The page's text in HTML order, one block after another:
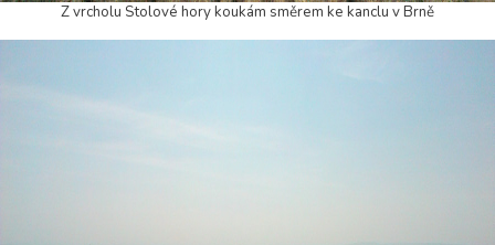
Z vrcholu Stolové hory koukám směrem ke kanclu v Brně